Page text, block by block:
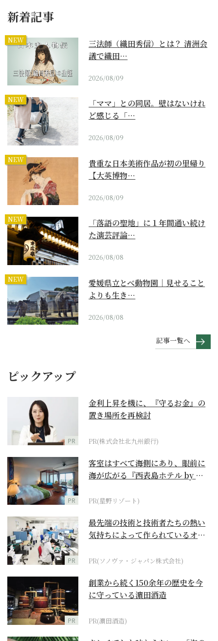
新着記事
NEW
三法師（織田秀信）とは？ 清洲会
議で織田…
2026/08/09
NEW
「ママ」との同居。壁はないけれ
ど感じる「…
2026/08/09
NEW
貴重な日本美術作品が初の里帰り
【大英博物…
2026/08/09
NEW
「落語の聖地」に１年間通い続け
た演芸評論…
2026/08/08
NEW
愛媛県立とべ動物園｜見せること
よりも生き…
2026/08/08
記事一覧へ
ピックアップ
PR
金利上昇を機に、『守るお金』の
置き場所を再検討
PR(株式会社北九州銀行)
PR
客室はすべて海側にあり、眼前に
海が広がる『西表島ホテル by 星
PR(星野リゾート)
PR
最先端の技術と技術者たちの熱い
気持ちによって作られているオー
PR(ソノヴァ・ジャパン株式会社)
PR
創業から続く150余年の歴史を今
に守っている濵田酒造
PR(濵田酒造)